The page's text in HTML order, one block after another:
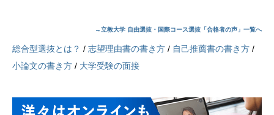
→立教大学 自由選抜・国際コース選抜「合格者の声」一覧へ
総合型選抜とは？ / 志望理由書の書き方 / 自己推薦書の書き方 /
小論文の書き方 / 大学受験の面接